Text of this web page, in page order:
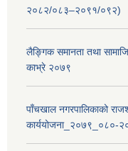
२०८२/०८३–२०९१/०९२)
लैङ्गिक समानता तथा
काभ्रे २०७९
पाँचखाल नगरपालिकाको
कार्ययोजना_२०७९_०८०-